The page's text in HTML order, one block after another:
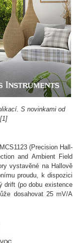
S novinkami od
[1]
(Precision Hall-
and Ambient Field
vystavěné na Hallově
proudu, k dispozici
drift (po dobu existence
dosahovat 25 mV/A